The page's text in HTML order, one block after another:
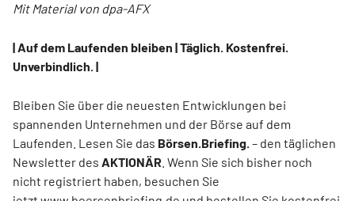
Mit Material von dpa-AFX
| Auf dem Laufenden bleiben | Täglich. Kostenfrei.
Unverbindlich. |
Bleiben Sie über die neuesten Entwicklungen bei
spannenden Unternehmen und der Börse auf dem
Laufenden. Lesen Sie das Börsen.Briefing.– den täglichen
Newsletter des AKTIONÄR . Wenn Sie sich bisher noch
nicht registriert haben, besuchen Sie